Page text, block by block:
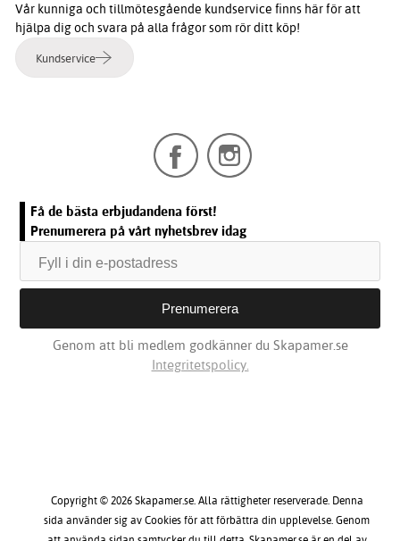
Vår kunniga och tillmötesgående kundservice finns här för att
hjälpa dig och svara på alla frågor som rör ditt köp!
Kundservice
Få de bästa erbjudandena först!
Prenumerera på vårt nyhetsbrev idag
Genom att bli medlem godkänner du Skapamer.se
Integritetspolicy.
Copyright © 2026 Skapamer.se. Alla rättigheter reserverade. Denna
sida använder sig av Cookies för att förbättra din upplevelse. Genom